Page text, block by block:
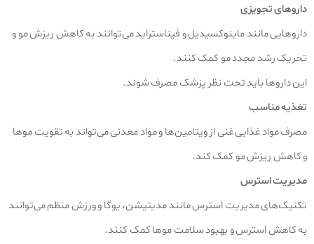
داروهای تجویزی
داروهایی مانند ماینوکسیدیل و فیناستراید می‌توانند به کاهش ریزش مو و
تحریک رشد مجدد مو کمک کنند.
این داروها باید تحت نظر پزشک مصرف شوند.
تغذیه مناسب
مصرف مواد غذایی غنی از ویتامین‌ها و مواد معدنی می‌تواند به تقویت موها
و کاهش ریزش مو کمک کند.
مدیریت استرس
تکنیک‌های مدیریت استرس مانند مدیتیشن، یوگا و ورزش منظم می‌توانند
به کاهش استرس و بهبود سلامت موها کمک کنند.